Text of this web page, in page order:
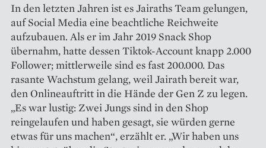
In den letzten Jahren ist es Jairaths Team gelungen,
auf Social Media eine beachtliche Reichweite
aufzubauen. Als er im Jahr 2019 Snack Shop
übernahm, hatte dessen Tiktok-Account knapp 2.000
Follo­wer; mittlerweile sind es fast 200.000. Das
rasante Wachstum gelang, weil Jairath bereit war,
den Onlineauftritt in die Hände der Gen Z zu legen.
„Es war lustig: Zwei Jungs sind in den Shop
reingelaufen und haben gesagt, sie würden gerne
etwas für uns machen“, erzählt er. „Wir haben uns